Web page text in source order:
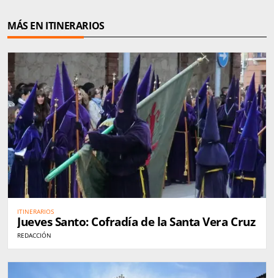
MÁS EN ITINERARIOS
ITINERARIOS
Jueves Santo: Cofradía de la Santa Vera Cruz
REDACCIÓN